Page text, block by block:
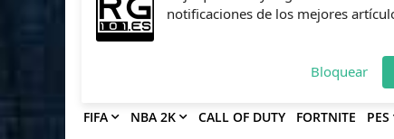
Deja que Gfinity Digital Network te
FIFA NBA 2K CALL OF DUTY FORTNITE PES